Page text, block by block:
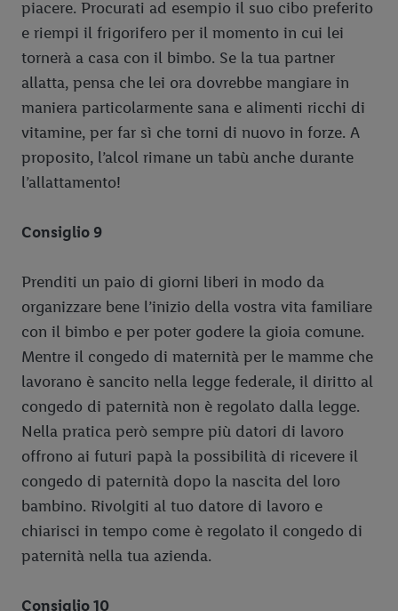
piacere. Procurati ad esempio il suo cibo preferito
e riempi il frigorifero per il momento in cui lei
tornerà a casa con il bimbo. Se la tua partner
allatta, pensa che lei ora dovrebbe mangiare in
maniera particolarmente sana e alimenti ricchi di
vitamine, per far sì che torni di nuovo in forze. A
proposito, l’alcol rimane un tabù anche durante
l’allattamento!
Consiglio 9
Prenditi un paio di giorni liberi in modo da
organizzare bene l’inizio della vostra vita familiare
con il bimbo e per poter godere la gioia comune.
Mentre il congedo di maternità per le mamme che
lavorano è sancito nella legge federale, il diritto al
congedo di paternità non è regolato dalla legge.
Nella pratica però sempre più datori di lavoro
offrono ai futuri papà la possibilità di ricevere il
congedo di paternità dopo la nascita del loro
bambino. Rivolgiti al tuo datore di lavoro e
chiarisci in tempo come è regolato il congedo di
paternità nella tua azienda.
Consiglio 10